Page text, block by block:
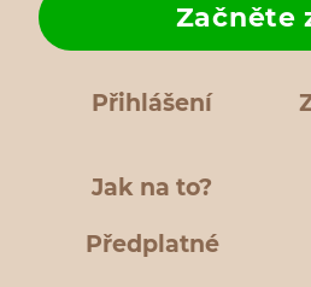
Přihlášení
Jak na to?
Začněte
Předplatné